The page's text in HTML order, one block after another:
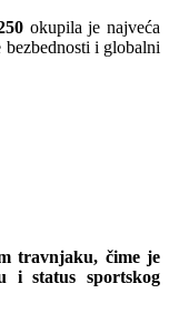
okupila je najveća
bezbednosti i globalni
travnjaku, čime je
i status sportskog